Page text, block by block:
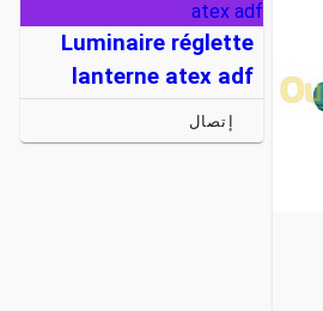
atex adf
Luminaire réglette
lanterne atex adf
إتصال